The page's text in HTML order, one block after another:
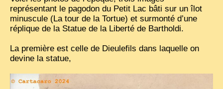
TRIBES & TRADITIONS
LAOS
CAMBODIA
VIETNAM 1950
représentant le pagodon du Petit Lac bâti sur un îlot
minuscule (La tour de la Tortue) et surmonté d’une
réplique de la Statue de la Liberté de Bartholdi.
La première est celle de Dieulefils dans laquelle on
devine la statue,